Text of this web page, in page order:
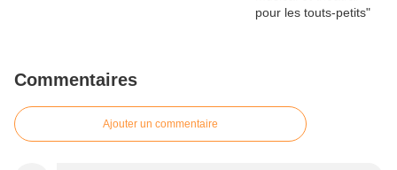
Commentaires
Ajouter un commentaire